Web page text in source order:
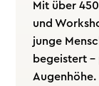
Mit über
und
junge
begeistert
Augenhöhe.